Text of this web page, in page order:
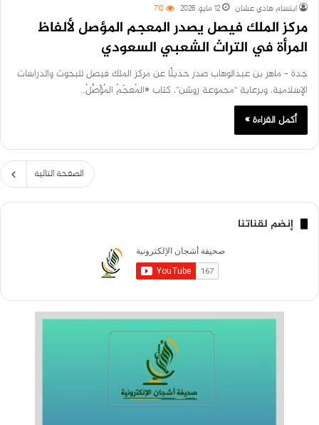
ابتسام هادي عشان 12 مايو، 2026 710
مركز الملك فيصل يصدر المعجم المؤصل لألفاظ
المرأة في التراث الشعبي السعودي
جدة – ماهر بن عبدالوهاب صدر حديثًا عن مركز الملك فيصل للبحوث والدراسات
الإسلامية، وبرعاية “مجموعة روشن”، كتاب «المُعجَمُ المُؤَصِّلُ…
أكمل القراءة »
الصفحة التالية
إنضم لقناتنا